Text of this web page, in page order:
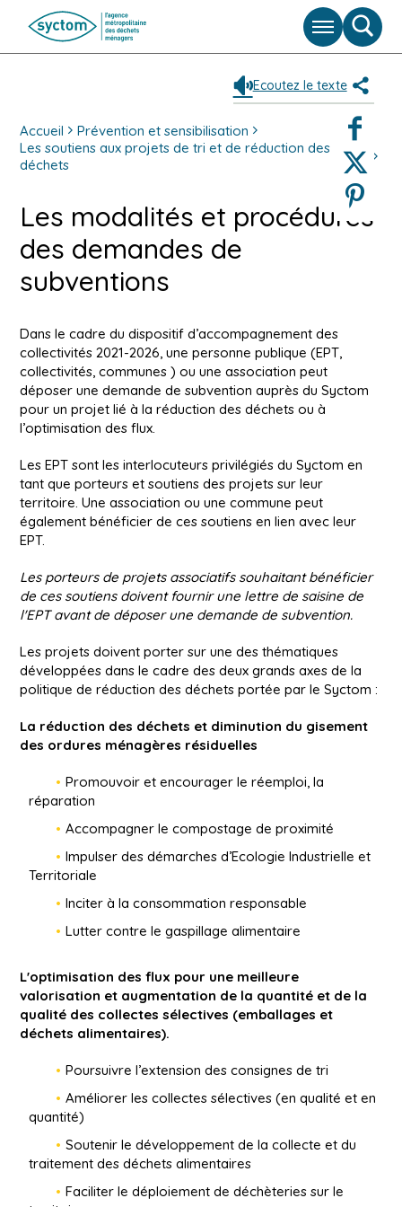
Menu
de
Ecoutez le texte
Twitter
Pinterest
Accueil
Prévention et sensibilisation
Les soutiens aux projets de tri et de réduction des
déchets
Les modalités et procédures
des demandes de
subventions
Dans le cadre du dispositif d’accompagnement des
collectivités 2021-2026, une personne publique (EPT,
collectivités, communes ) ou une association peut
déposer une demande de subvention auprès du Syctom
pour un projet lié à la réduction des déchets ou à
l’optimisation des flux.
Les EPT sont les interlocuteurs privilégiés du Syctom en
tant que porteurs et soutiens des projets sur leur
territoire. Une association ou une commune peut
également bénéficier de ces soutiens en lien avec leur
EPT.
Les porteurs de projets associatifs souhaitant bénéficier
de ces soutiens doivent fournir une lettre de saisine de
l'EPT avant de déposer une demande de subvention.
Les projets doivent porter sur une des thématiques
développées dans le cadre des deux grands axes de la
politique de réduction des déchets portée par le Syctom :
La réduction des déchets et diminution du gisement
des ordures ménagères résiduelles
Promouvoir et encourager le réemploi, la
réparation
Accompagner le compostage de proximité
Impulser des démarches d’Ecologie Industrielle et
Territoriale
Inciter à la consommation responsable
Lutter contre le gaspillage alimentaire
L'optimisation des flux pour une meilleure
valorisation et augmentation de la quantité et de la
qualité des collectes sélectives (emballages et
déchets alimentaires).
Poursuivre l’extension des consignes de tri
Améliorer les collectes sélectives (en qualité et en
quantité)
Soutenir le développement de la collecte et du
traitement des déchets alimentaires
Faciliter le déploiement de déchèteries sur le